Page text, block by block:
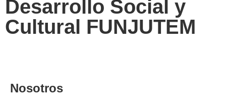
Desarrollo Social y
Cultural FUNJUTEM
Nosotros